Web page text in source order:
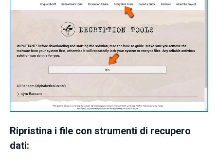
Ripristina i file con strumenti di recupero
dati: